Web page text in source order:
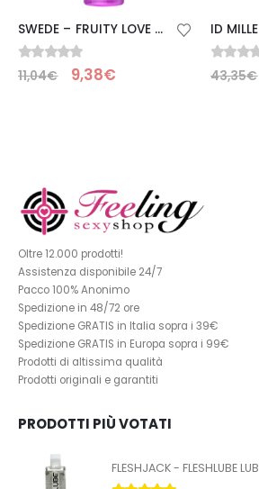
SWEDE – FRUITY LOVE OLIO DA MASSAGGIO EFFETTO RISCALDANTE LAMPONE ROSA E RABARBARO 60 ML
0Su 5
11,04€ 9,38€ 0 Su 5
43,35€
Oltre 12.000 prodotti!
Assistenza disponibile 24/7
Pacco 100% Anonimo
Spedizione in 48/72 ore
Spedizione GRATIS in Italia sopra i 39€
Spedizione GRATIS in Europa sopra i 99€
Prodotti di altissima qualità
Prodotti originali e garantiti
PRODOTTI PIÙ VOTATI